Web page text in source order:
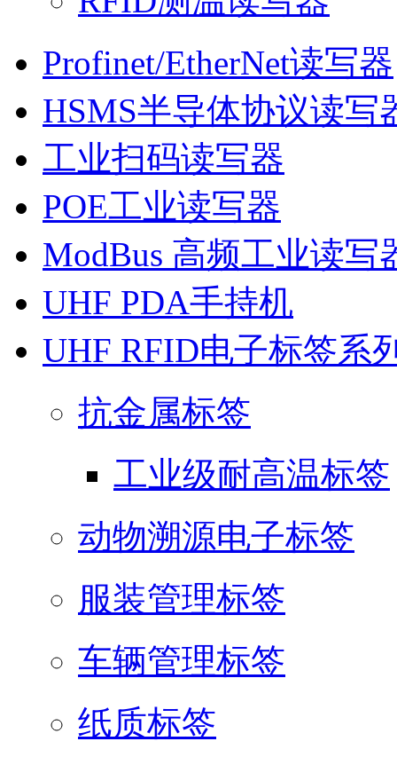
Profinet/EtherNet读写器
HSMS半导体协议读写
工业扫码读写器
POE工业读写器
ModBus 高频工业读写
UHF PDA手持机
UHF RFID电子标签系
抗金属标签
工业级耐高温标签
动物溯源电子标签
服装管理标签
车辆管理标签
纸质标签